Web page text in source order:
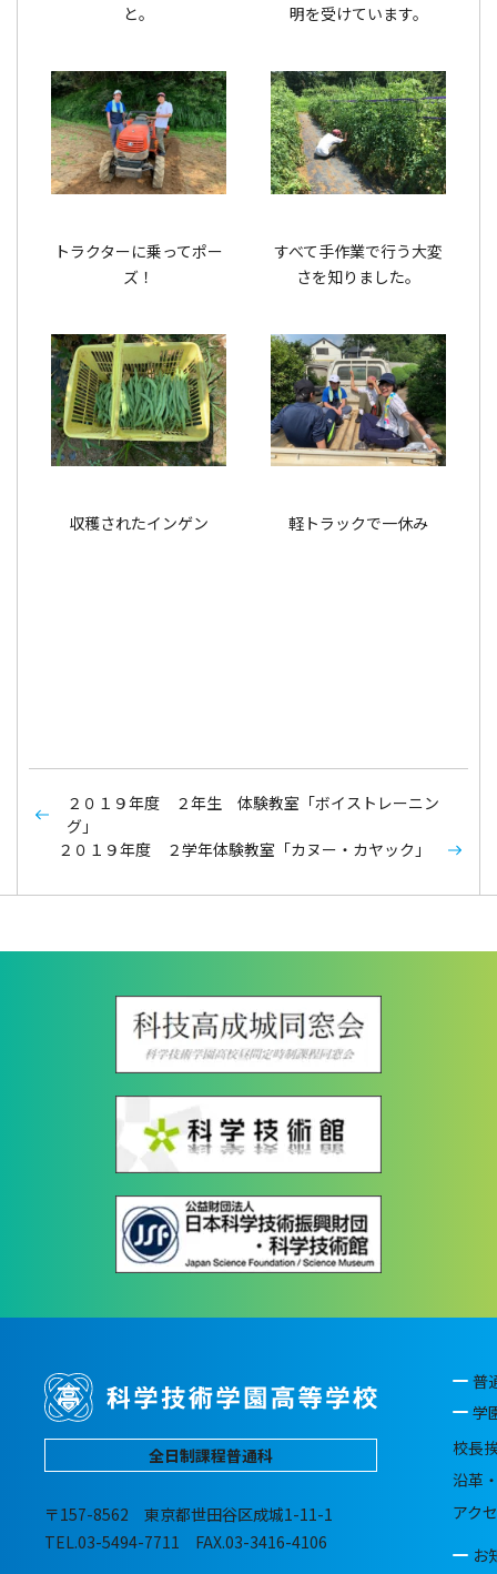
と。
明を受けています。
トラクターに乗ってポー
ズ！
すべて手作業で行う大変
さを知りました。
収穫されたインゲン 軽トラックで一休み
２０１９年度 ２年生 体験教室「ボイストレーニン
グ」
２０１９年度 ２学年体験教室「カヌー・カヤック」
全日制課程普通科
〒157-8562 東京都世田谷区成城1-11-1
TEL.03-5494-7711 FAX.03-3416-4106
普
学
校長
沿革
アク
お